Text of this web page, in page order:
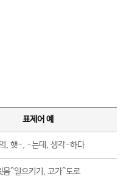
표제어 예
, 햇-, -는데, 생각-하다
몸^일으키기, 고가^도로